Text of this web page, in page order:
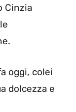
Cinzia
oggi, colei
dolcezza e